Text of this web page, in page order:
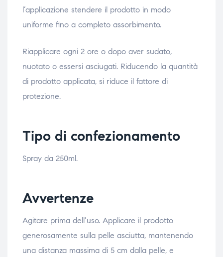
l’applicazione stendere il prodotto in modo
uniforme fino a completo assorbimento.
Riapplicare ogni 2 ore o dopo aver sudato,
nuotato o essersi asciugati. Riducendo la quantità
di prodotto applicata, si riduce il fattore di
protezione.
Tipo di confezionamento
Spray da 250ml.
Avvertenze
Agitare prima dell’uso. Applicare il prodotto
generosamente sulla pelle asciutta, mantenendo
una distanza massima di 5 cm dalla pelle, e